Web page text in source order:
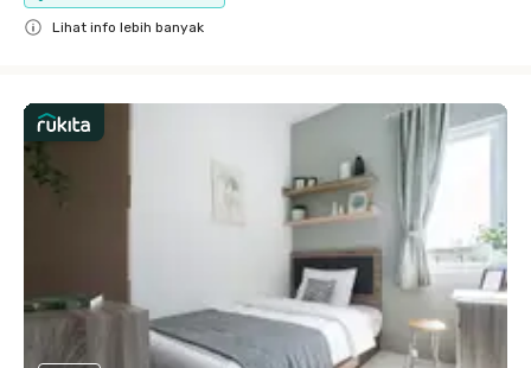
Lihat info lebih banyak